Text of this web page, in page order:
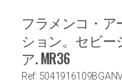
フラメンコ・
ション。セビー
ア. MR36
Ref: